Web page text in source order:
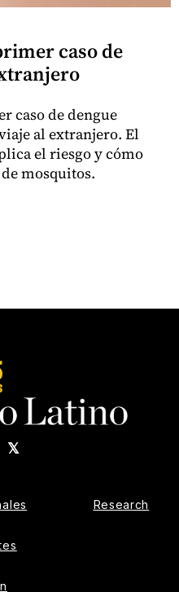
caso de
caso de dengue
al extranjero. El
el riesgo y cómo
mosquitos.
𝕏
Research